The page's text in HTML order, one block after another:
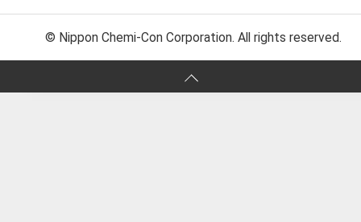
© Nippon Chemi-Con Corporation. All rights reserved.